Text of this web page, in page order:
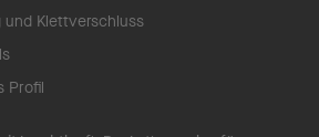
und Klettverschluss
Profil